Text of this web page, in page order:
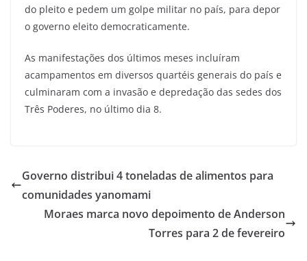
do pleito e pedem um golpe militar no país, para depor
o governo eleito democraticamente.
As manifestações dos últimos meses incluíram
acampamentos em diversos quartéis generais do país e
culminaram com a invasão e depredação das sedes dos
Três Poderes, no último dia 8.
Governo distribui 4 toneladas de alimentos para
comunidades yanomami
Moraes marca novo depoimento de Anderson
Torres para 2 de fevereiro